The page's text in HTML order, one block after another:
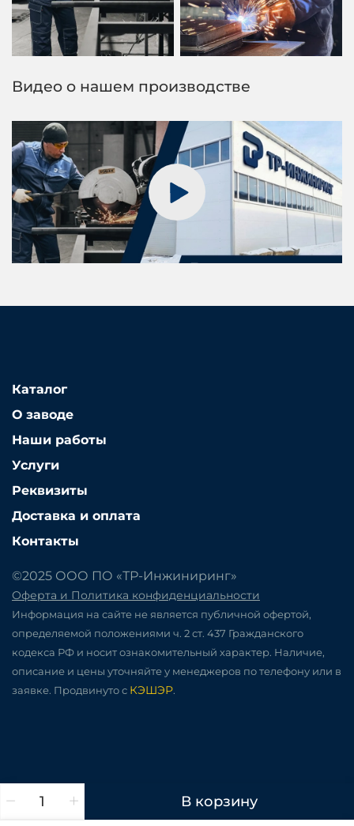
В корзину
Видео о нашем производстве
Каталог
О заводе
Наши работы
Услуги
Реквизиты
Доставка и оплата
Контакты
©2025 ООО ПО «ТР-Инжиниринг»
Оферта и Политика конфиденциальности
Информация на сайте не является публичной офертой,
определяемой положениями ч. 2 ст. 437 Гражданского
кодекса РФ и носит ознакомительный характер. Наличие,
описание и цены уточняйте у менеджеров по телефону или в
заявке. Продвинуто с КЭШЭР.